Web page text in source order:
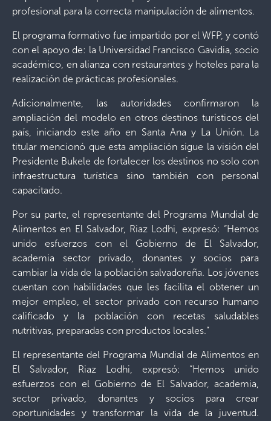
profesional para la correcta manipulación de alimentos.
El programa formativo fue impartido por el WFP, y contó
con el apoyo de: la Universidad Francisco Gavidia, socio
académico, en alianza con restaurantes y hoteles para la
realización de prácticas profesionales.
Adicionalmente, las autoridades confirmaron la
ampliación del modelo en otros destinos turísticos del
país, iniciando este año en Santa Ana y La Unión. La
titular mencionó que esta ampliación sigue la visión del
Presidente Bukele de fortalecer los destinos no solo con
infraestructura turística sino también con personal
capacitado.
Por su parte, el representante del Programa Mundial de
Alimentos en El Salvador, Riaz Lodhi, expresó: “Hemos
unido esfuerzos con el Gobierno de El Salvador,
academia sector privado, donantes y socios para
cambiar la vida de la población salvadoreña. Los jóvenes
cuentan con habilidades que les facilita el obtener un
mejor empleo, el sector privado con recurso humano
calificado y la población con recetas saludables
nutritivas, preparadas con productos locales.”
El representante del Programa Mundial de Alimentos en
El Salvador, Riaz Lodhi, expresó: “Hemos unido
esfuerzos con el Gobierno de El Salvador, academia,
sector privado, donantes y socios para crear
oportunidades y transformar la vida de la juventud.